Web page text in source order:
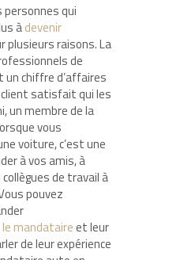
qui
àdevenir
plusieurs raisons. La
de
un chiffre d’affaires
satisfait qui les
un membre de la
vous
voiture, c’est une
à vos amis, à
de travail à
pouvez
mandataireet leur
de leur expérience